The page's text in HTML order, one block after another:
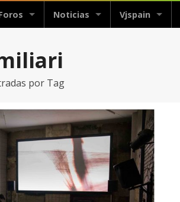
Noticias Vjspain
por Tag